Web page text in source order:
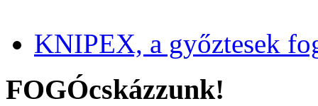
KNIPEX, a győztesek
FOGÓcskázzunk!